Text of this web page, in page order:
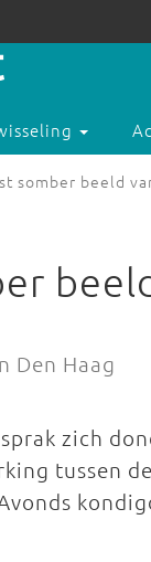
somber beeld
Den Haag
zich
tussen